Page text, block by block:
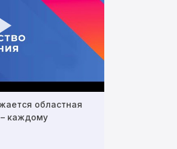
областная
– каждому